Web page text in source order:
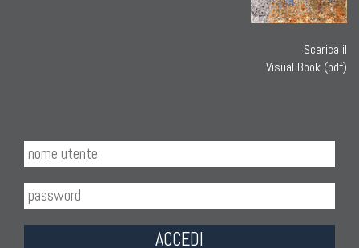
Scarica il
Visual Book (pdf)
ACCEDI